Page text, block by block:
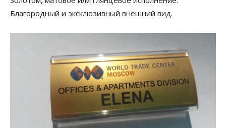
Благородный и эксклюзивный внешний вид.